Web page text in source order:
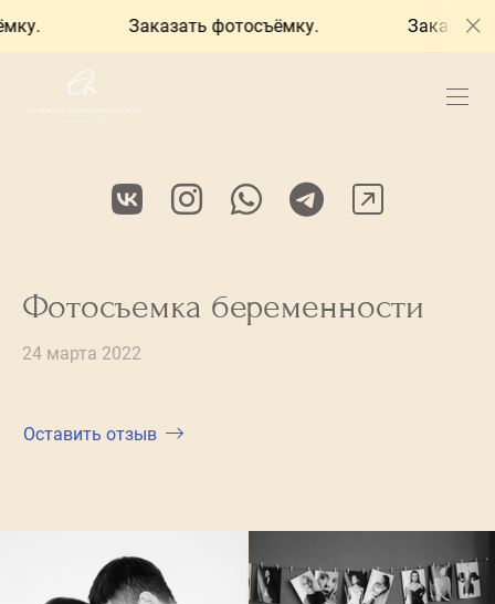
Заказать фотосъёмку. Заказать
Фотосъемка беременности
24 марта 2022
Оставить отзыв